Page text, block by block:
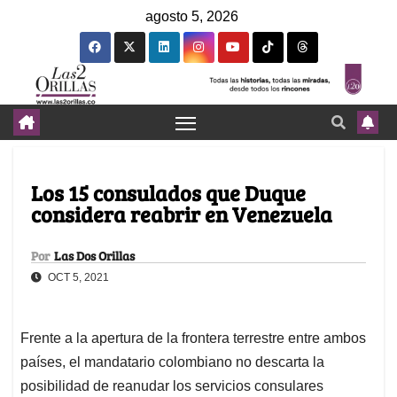
agosto 5, 2026
Los 15 consulados que Duque
considera reabrir en Venezuela
Por Las Dos Orillas
OCT 5, 2021
Frente a la apertura de la frontera terrestre entre ambos
países, el mandatario colombiano no descarta la
posibilidad de reanudar los servicios consulares